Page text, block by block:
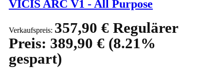
VICIS ARC V1 - All Purpose
Verkaufspreis: 357,90 € Regulärer
Preis: 389,90 € (8.21%
gespart)